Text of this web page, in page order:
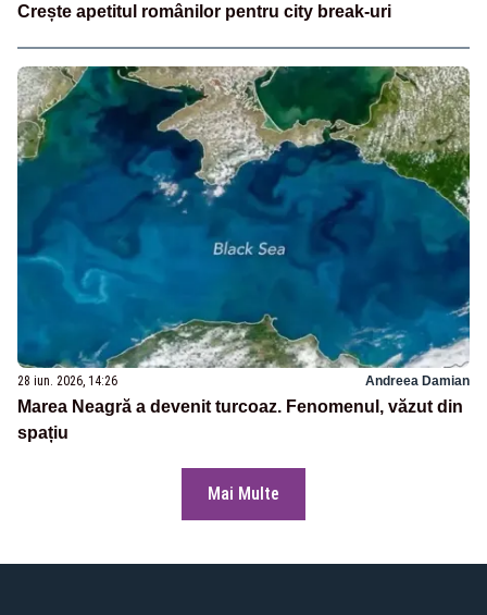
Crește apetitul românilor pentru city break-uri
28 iun. 2026, 14:26 Andreea Damian
Marea Neagră a devenit turcoaz. Fenomenul, văzut din
spațiu
Mai Multe